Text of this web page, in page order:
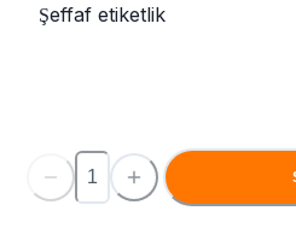
Şeffaf etiketlik